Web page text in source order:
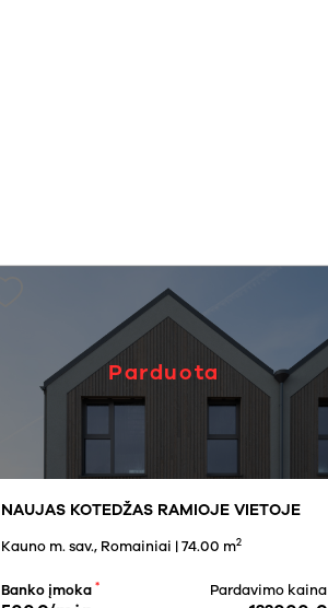
Parduota
NAUJAS KOTEDŽAS RAMIOJE VIETOJE
Kauno m. sav., Romainiai | 74.00 m2
Banko įmoka * Pardavimo kaina